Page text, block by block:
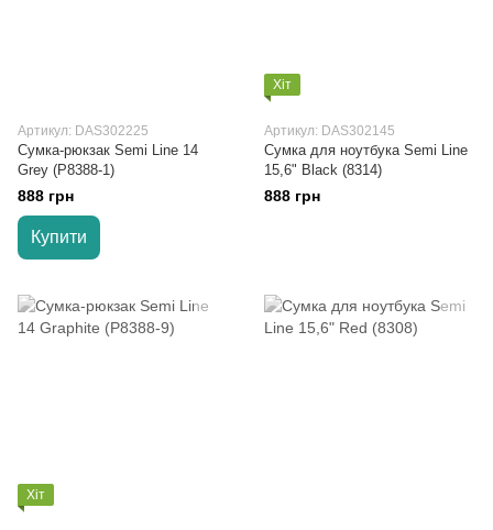
Артикул: DAS302225
Сумка-рюкзак Semi Line 14
Grey (P8388-1)
888 грн
Купити
Хіт
Артикул: DAS302145
Сумка для ноутбука Semi Line
15,6" Black (8314)
888 грн
Хіт